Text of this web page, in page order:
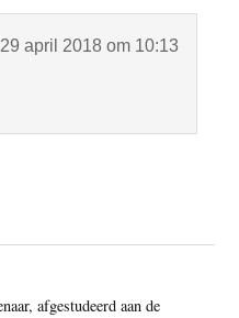
29 april 2018 om 10:13
afgestudeerd aan de